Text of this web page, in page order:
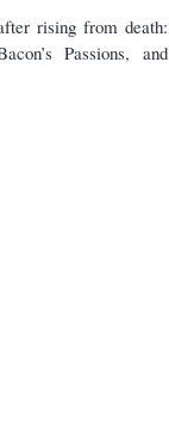
rising from death:
Passions, and